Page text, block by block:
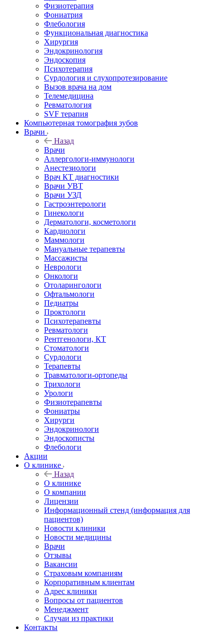
Физиотерапия
Фониатрия
Флебология
Функциональная диагностика
Хирургия
Эндокринология
Эндоскопия
Психотерапия
Сурдология и слухопротезирование
Вызов врача на дом
Телемедицина
Ревматология
SVF терапия
Компьютерная томография зубов
Врачи
Назад
Врачи
Аллергологи-иммунологи
Анестезиологи
Врач КТ диагностики
Врачи УВТ
Врачи УЗД
Гастроэнтерологи
Гинекологи
Дерматологи, косметологи
Кардиологи
Маммологи
Мануальные терапевты
Массажисты
Неврологи
Онкологи
Отоларингологи
Офтальмологи
Педиатры
Проктологи
Психотерапевты
Ревматологи
Рентгенологи, КТ
Стоматологи
Сурдологи
Терапевты
Травматологи-ортопеды
Трихологи
Урологи
Физиотерапевты
Фониатры
Хирурги
Эндокринологи
Эндоскописты
Флебологи
Акции
О клинике
Назад
О клинике
О компании
Лицензии
Информационный стенд (информация для
пациентов)
Новости клиники
Новости медицины
Врачи
Отзывы
Вакансии
Страховым компаниям
Корпоративным клиентам
Адрес клиники
Вопросы от пациентов
Менеджмент
Случаи из практики
Контакты